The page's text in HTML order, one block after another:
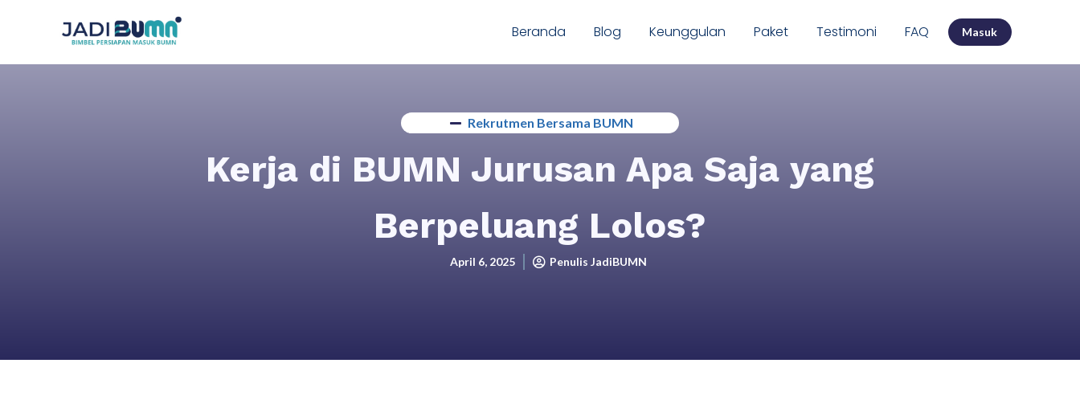
Beranda Blog Keunggulan Paket Testimoni FAQ Masuk
Rekrutmen Bersama BUMN
Kerja di BUMN Jurusan Apa Saja yang
Berpeluang Lolos?
April 6, 2025 Penulis JadiBUMN